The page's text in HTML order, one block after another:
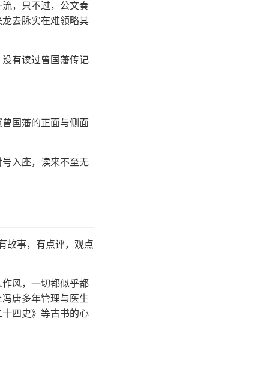
，只不过，公文奏
去脉实在难领略其
有读过曾国藩传记
国藩的正面与侧面
入座，读来不至无
故事，有点评，观点
风，一切都似乎都
唐多年管理与医生
四史》等古书的心